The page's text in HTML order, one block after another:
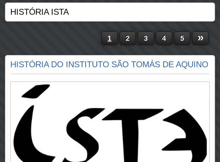
HISTÓRIA ISTA
1 2 3 4 5 »
HISTÓRIA DO INSTITUTO SÃO TOMÁS DE AQUINO